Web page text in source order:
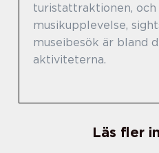
turistattraktionen,
musikupplevelse,
museibesök är bland
aktiviteterna.
Läs fler